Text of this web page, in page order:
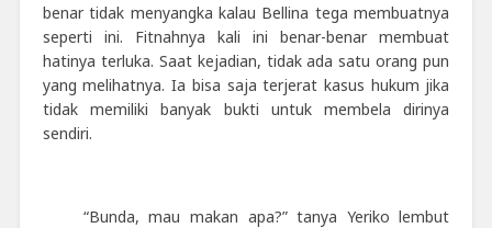
benar tidak menyangka kalau Bellina tega membuatnya
seperti ini. Fitnahnya kali ini benar-benar membuat
hatinya terluka. Saat kejadian, tidak ada satu orang pun
yang melihatnya. Ia bisa saja terjerat kasus hukum jika
tidak memiliki banyak bukti untuk membela dirinya
sendiri.
“Bunda, mau makan apa?” tanya Yeriko lembut